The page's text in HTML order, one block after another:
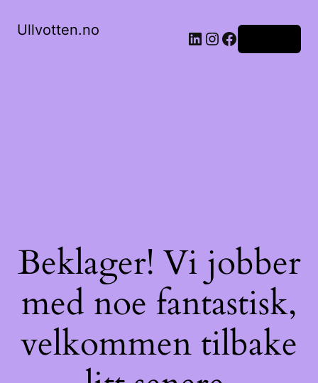
Ullvotten.no LinkedIn
Instagram
Facebook
Beklager! Vi jobber
med noe fantastisk,
velkommen tilbake